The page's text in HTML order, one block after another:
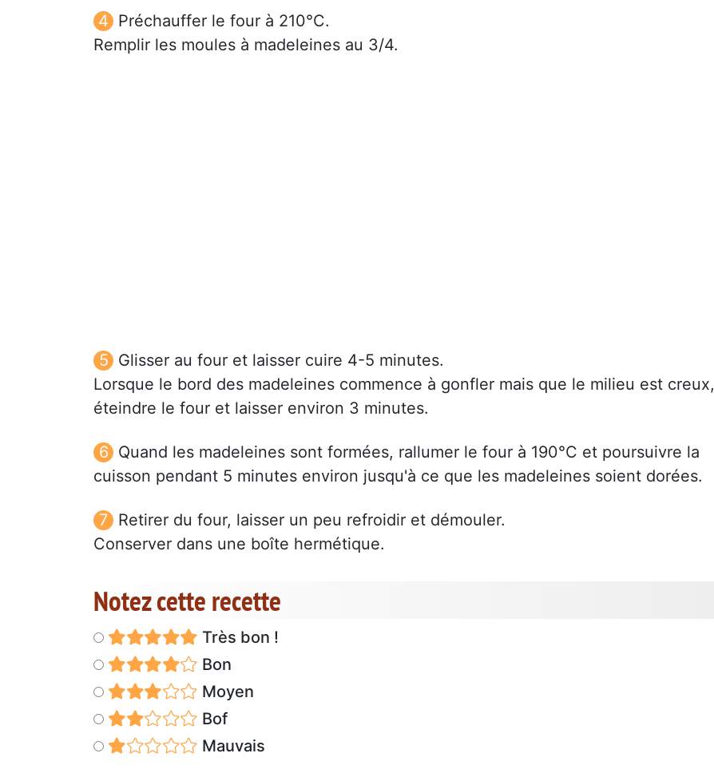
Préchauffer le four à 210°C.
Remplir les moules à madeleines au 3/4.
Glisser au four et laisser cuire 4-5 minutes.
Lorsque le bord des madeleines commence à gonfler mais que le milieu est creux,
éteindre le four et laisser environ 3 minutes.
Quand les madeleines sont formées, rallumer le four à 190°C et poursuivre la
cuisson pendant 5 minutes environ jusqu'à ce que les madeleines soient dorées.
Retirer du four, laisser un peu refroidir et démouler.
Conserver dans une boîte hermétique.
Notez cette recette
Très bon !
Bon
Moyen
Bof
Mauvais